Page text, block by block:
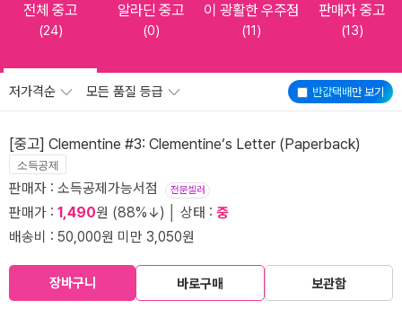
전체 중고
(24)
알라딘 중고
(0)
이 광활한 우주점
(11)
판매자 중고
(13)
반값택배만 보기
저가격순 모든 품질 등급
[중고] Clementine #3: Clementine‘s Letter (Paperback)
소득공제
판매자 : 소득공제가능서점 전문셀러
판매가 : 1,490원 (88%↓) │ 상태 : 중
배송비 : 50,000원 미만 3,050원
장바구니 바로구매 보관함